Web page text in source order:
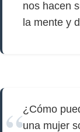
nos hacen
la mente y
¿Cómo
una mujer